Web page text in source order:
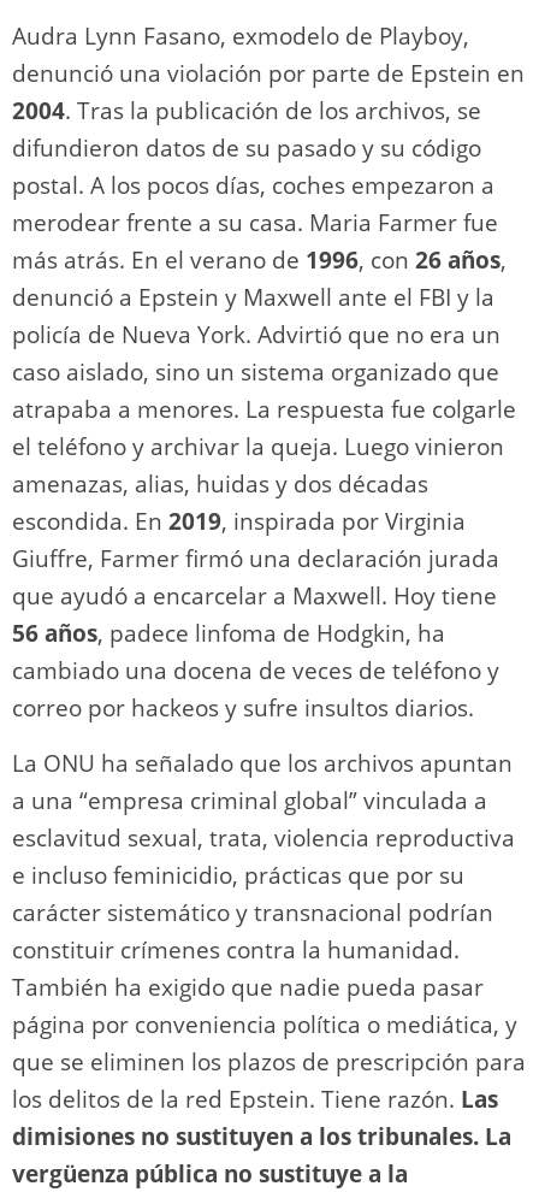
Audra Lynn Fasano, exmodelo de Playboy,
denunció una violación por parte de Epstein en
2004. Tras la publicación de los archivos, se
difundieron datos de su pasado y su código
postal. A los pocos días, coches empezaron a
merodear frente a su casa. Maria Farmer fue
más atrás. En el verano de 1996, con 26 años,
denunció a Epstein y Maxwell ante el FBI y la
policía de Nueva York. Advirtió que no era un
caso aislado, sino un sistema organizado que
atrapaba a menores. La respuesta fue colgarle
el teléfono y archivar la queja. Luego vinieron
amenazas, alias, huidas y dos décadas
escondida. En 2019, inspirada por Virginia
Giuffre, Farmer firmó una declaración jurada
que ayudó a encarcelar a Maxwell. Hoy tiene
56 años, padece linfoma de Hodgkin, ha
cambiado una docena de veces de teléfono y
correo por hackeos y sufre insultos diarios.
La ONU ha señalado que los archivos apuntan
a una “empresa criminal global” vinculada a
esclavitud sexual, trata, violencia reproductiva
e incluso feminicidio, prácticas que por su
carácter sistemático y transnacional podrían
constituir crímenes contra la humanidad.
También ha exigido que nadie pueda pasar
página por conveniencia política o mediática, y
que se eliminen los plazos de prescripción para
los delitos de la red Epstein. Tiene razón. Las
dimisiones no sustituyen a los tribunales. La
vergüenza pública no sustituye a la